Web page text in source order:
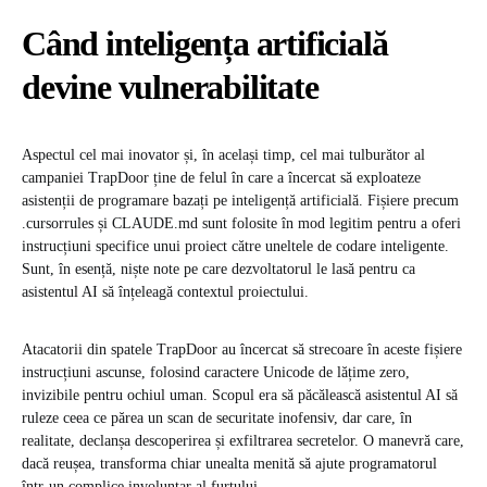
Când inteligența artificială
devine vulnerabilitate
Aspectul cel mai inovator și, în același timp, cel mai tulburător al
campaniei TrapDoor ține de felul în care a încercat să exploateze
asistenții de programare bazați pe inteligență artificială. Fișiere precum
.cursorrules și CLAUDE.md sunt folosite în mod legitim pentru a oferi
instrucțiuni specifice unui proiect către uneltele de codare inteligente.
Sunt, în esență, niște note pe care dezvoltatorul le lasă pentru ca
asistentul AI să înțeleagă contextul proiectului.
Atacatorii din spatele TrapDoor au încercat să strecoare în aceste fișiere
instrucțiuni ascunse, folosind caractere Unicode de lățime zero,
invizibile pentru ochiul uman. Scopul era să păcălească asistentul AI să
ruleze ceea ce părea un scan de securitate inofensiv, dar care, în
realitate, declanșa descoperirea și exfiltrarea secretelor. O manevră care,
dacă reușea, transforma chiar unealta menită să ajute programatorul